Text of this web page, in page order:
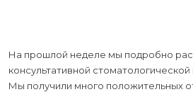
На прошлой неделе мы подробно
консультативной
Мы получили много положительных